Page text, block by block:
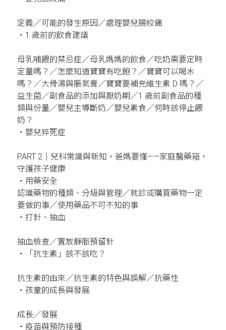
定義／可能的發生原因／處理嬰兒腸絞痛
‧1 歲前的飲食建議
母乳哺餵的禁忌症／母乳媽媽的飲食／吃奶需要定時
定量嗎？／怎麼知道寶寶有吃飽？／寶寶可以喝水
嗎？／大骨湯與脹氣膏／寶寶要補充維生素 D 嗎？／
益生菌／副食品的添加與厭奶期／1 歲前副食品的種
類與份量／嬰兒主導斷奶／嬰兒素食／何時該停止餵
奶？
‧嬰兒猝死症
PART 2｜兒科常識與新知，爸媽要懂——家庭醫藥箱，
守護孩子健康
‧用藥安全
認識藥物的種類、分級與管理／就診或購買藥物一定
要做的事／使用藥品不可不知的事
‧打針、抽血
抽血檢查／置放靜脈預留針
‧「抗生素」該不該吃？
抗生素的由來／抗生素的特色與誤解／抗藥性
‧孩童的成長與發展
成長／發展
‧疫苗與預防接種